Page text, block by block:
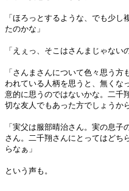
「ほろっとするような、でも少
たのかな」
「えぇっ、そこはさんまじゃな
「さんまさんについて色々思う
われている人柄を思うと、無くな
意的に思うのではないかな。二千
切な友人でもあった方でしょうか
「実父は服部晴治さん。実の息
さん。二千翔さんにとってはどち
らなぁ」
という声も。